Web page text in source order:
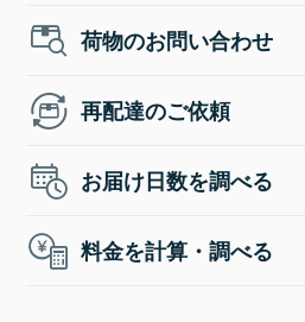
荷物のお問い合わせ
再配達のご依頼
お届け日数を調べる
料金を計算・調べる